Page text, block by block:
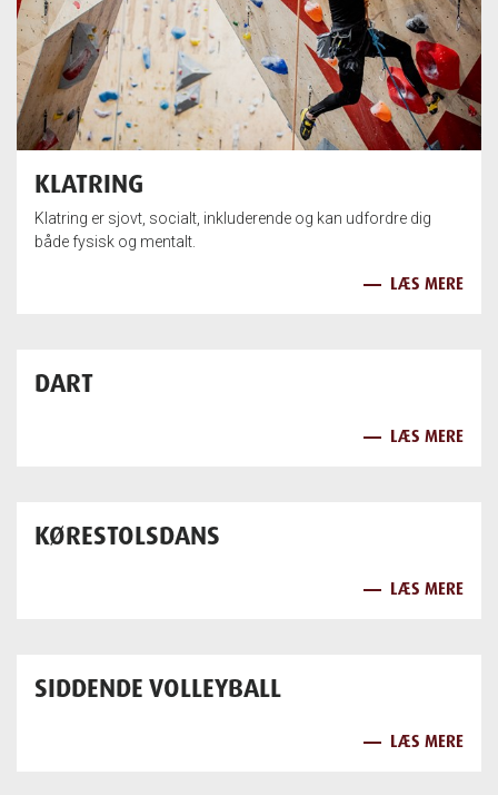
KLATRING
Klatring er sjovt, socialt, inkluderende og kan udfordre dig
både fysisk og mentalt.
LÆS MERE
DART
LÆS MERE
KØRESTOLSDANS
LÆS MERE
SIDDENDE VOLLEYBALL
LÆS MERE